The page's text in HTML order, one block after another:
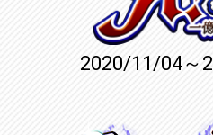
2020/11/04～